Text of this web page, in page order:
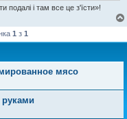
подалі і там все це з'їсти»!
1 з 1
мясо